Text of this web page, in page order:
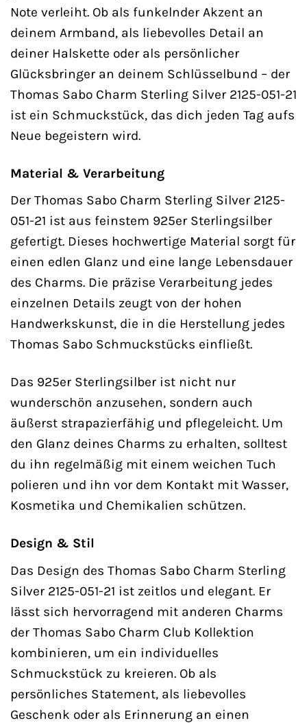
Note verleiht. Ob als funkelnder Akzent an
deinem Armband, als liebevolles Detail an
deiner Halskette oder als persönlicher
Glücksbringer an deinem Schlüsselbund – der
Thomas Sabo Charm Sterling Silver 2125-051-21
ist ein Schmuckstück, das dich jeden Tag aufs
Neue begeistern wird.
Material & Verarbeitung
Der Thomas Sabo Charm Sterling Silver 2125-
051-21 ist aus feinstem 925er Sterlingsilber
gefertigt. Dieses hochwertige Material sorgt für
einen edlen Glanz und eine lange Lebensdauer
des Charms. Die präzise Verarbeitung jedes
einzelnen Details zeugt von der hohen
Handwerkskunst, die in die Herstellung jedes
Thomas Sabo Schmuckstücks einfließt.
Das 925er Sterlingsilber ist nicht nur
wunderschön anzusehen, sondern auch
äußerst strapazierfähig und pflegeleicht. Um
den Glanz deines Charms zu erhalten, solltest
du ihn regelmäßig mit einem weichen Tuch
polieren und ihn vor dem Kontakt mit Wasser,
Kosmetika und Chemikalien schützen.
Design & Stil
Das Design des Thomas Sabo Charm Sterling
Silver 2125-051-21 ist zeitlos und elegant. Er
lässt sich hervorragend mit anderen Charms
der Thomas Sabo Charm Club Kollektion
kombinieren, um ein individuelles
Schmuckstück zu kreieren. Ob als
persönliches Statement, als liebevolles
Geschenk oder als Erinnerung an einen